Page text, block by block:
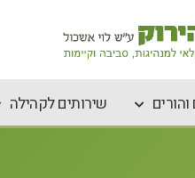
שירותים לקהילה